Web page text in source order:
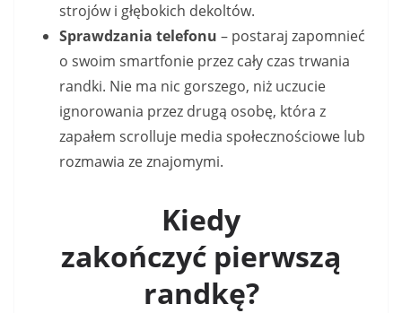
strojów i głębokich dekoltów.
Sprawdzania telefonu – postaraj zapomnieć
o swoim smartfonie przez cały czas trwania
randki. Nie ma nic gorszego, niż uczucie
ignorowania przez drugą osobę, która z
zapałem scrolluje media społecznościowe lub
rozmawia ze znajomymi.
Kiedy
zakończyć pierwszą
randkę?